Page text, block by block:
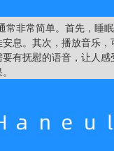
常非常简单。首先，睡
息。其次，播放音乐
有抚慰的语音，让人